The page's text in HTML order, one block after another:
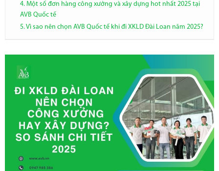
4. Một số đơn hàng công xưởng và xây dựng hot nhất 2025 tại
AVB Quốc tế
5. Vì sao nên chọn AVB Quốc tế khi đi XKLD Đài Loan năm 2025?